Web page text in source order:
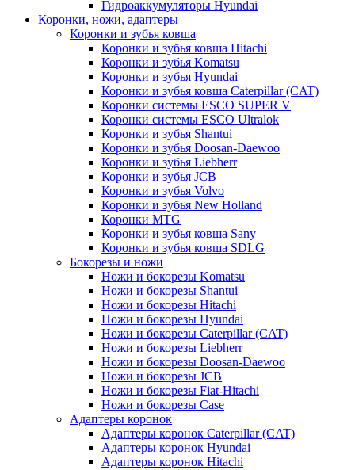
Гидроаккумуляторы Hyundai
Коронки, ножи, адаптеры
Коронки и зубья ковша
Коронки и зубья ковша Hitachi
Коронки и зубья Komatsu
Коронки и зубья Hyundai
Коронки и зубья ковша Caterpillar (CAT)
Коронки системы ESCO SUPER V
Коронки системы ESCO Ultralok
Коронки и зубья Shantui
Коронки и зубья Doosan-Daewoo
Коронки и зубья Liebherr
Коронки и зубья JCB
Коронки и зубья Volvo
Коронки и зубья New Holland
Коронки MTG
Коронки и зубья ковша Sany
Коронки и зубья ковша SDLG
Бокорезы и ножи
Ножи и бокорезы Komatsu
Ножи и бокорезы Shantui
Ножи и бокорезы Hitachi
Ножи и бокорезы Hyundai
Ножи и бокорезы Caterpillar (CAT)
Ножи и бокорезы Liebherr
Ножи и бокорезы Doosan-Daewoo
Ножи и бокорезы JCB
Ножи и бокорезы Fiat-Hitachi
Ножи и бокорезы Case
Адаптеры коронок
Адаптеры коронок Caterpillar (CAT)
Адаптеры коронок Hyundai
Адаптеры коронок Hitachi